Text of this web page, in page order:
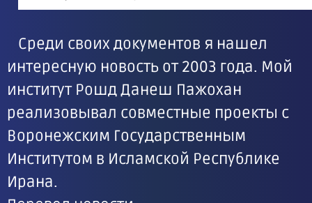
Среди своих документов я нашел
интересную новость от 2003 года. Мой
институт Рошд Данеш Пажохан
реализовывал совместные проекты с
Воронежским Государственным
Институтом в Исламской Республике
Ирана.